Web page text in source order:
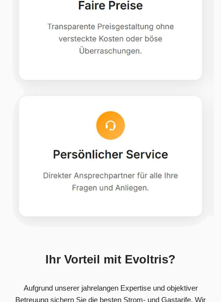
Ihr Vorteil mit Evoltris?
Aufgrund unserer jahrelangen Expertise und objektiver
Betreuung sichern Sie die besten Strom- und Gastarife. Wir